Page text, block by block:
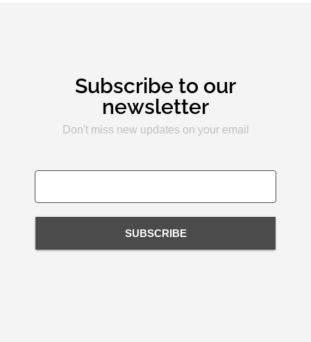
Subscribe to our
newsletter
Don't miss new updates on your email
SUBSCRIBE